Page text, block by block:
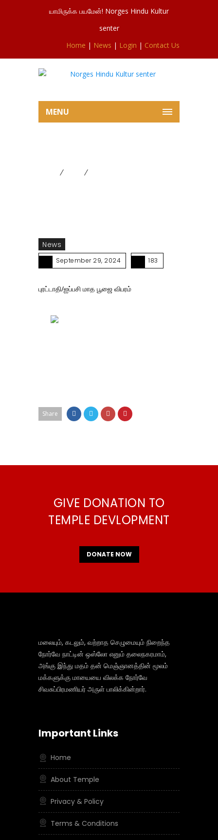
யாமிருக்க பயமேன்! Norges Hindu Kultur
senter
Home | News | Login | Contact Us
MENU
News
September 29, 2024 183
புரட்டாதி/ஐப்பசி மாத பூஜை விபரம்
Share
GIVE DONATION TO
TEMPLE DEVLOPMENT
DONATE NOW
மலையும், கடலும், வற்றாத செழுமையும் நிறைந்த
நோர்வே நாட்டின் ஒஸ்லோ எனும் தலைநகரமாம்,
அங்கு இந்து மதம் தன் மெஞ்ஞானத்தின் மூலம்
மக்களுக்கு மாயையை விலக்க நோர்வே
சிவசுப்பிரமணியர் அருள் பாலிக்கின்றார்.
Important Links
Home
About Temple
Privacy & Policy
Terms & Conditions